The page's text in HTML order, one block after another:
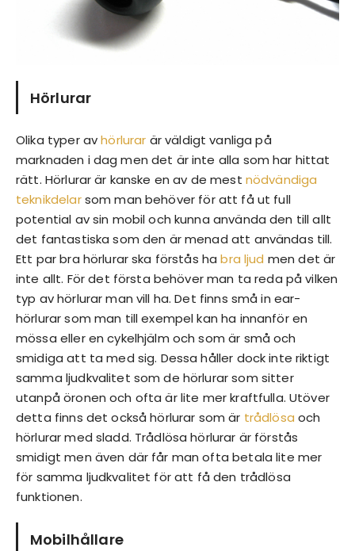
Hörlurar
Olika typer avhörlurar är väldigt vanliga på
marknaden i dag men det är inte alla som har hittat
rätt. Hörlurar är kanske en av de mest nödvändiga
teknikdelarsom man behöver för att få ut full
potential av sin mobil och kunna använda den till allt
det fantastiska som den är menad att användas till.
Ett par bra hörlurar ska förstås ha bra ljud men det är
inte allt. För det första behöver man ta reda på vilken
typ av hörlurar man vill ha. Det finns små in ear-
hörlurar som man till exempel kan ha innanför en
mössa eller en cykelhjälm och som är små och
smidiga att ta med sig. Dessa håller dock inte riktigt
samma ljudkvalitet som de hörlurar som sitter
utanpå öronen och ofta är lite mer kraftfulla. Utöver
detta finns det också hörlurar som är trådlösa och
hörlurar med sladd. Trådlösa hörlurar är förstås
smidigt men även där får man ofta betala lite mer
för samma ljudkvalitet för att få den trådlösa
funktionen.
Mobilhållare